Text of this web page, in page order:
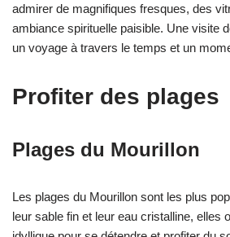
admirer de magnifiques fresques, des
ambiance spirituelle paisible. Une visite
un voyage à travers le temps et un
Profiter des plages
Plages du Mourillon
Les plages du Mourillon sont les plus
leur sable fin et leur eau cristalline, elles